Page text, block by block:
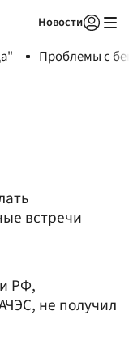
Новости
Проблемы с
встречи
РФ,
не получил